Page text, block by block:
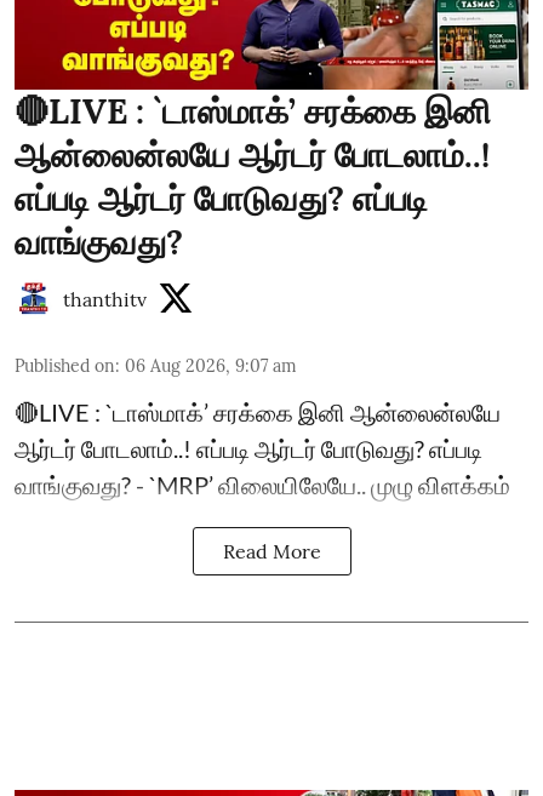
🔴LIVE : `டாஸ்மாக்’ சரக்கை இனி
ஆன்லைன்லயே ஆர்டர் போடலாம்..!
எப்படி ஆர்டர் போடுவது? எப்படி
வாங்குவது?
thanthitv
Published on: 06 Aug 2026, 9:07 am
🔴LIVE : `டாஸ்மாக்’ சரக்கை இனி ஆன்லைன்லயே
ஆர்டர் போடலாம்..! எப்படி ஆர்டர் போடுவது? எப்படி
வாங்குவது? - `MRP’ விலையிலேயே.. முழு விளக்கம்
Read More